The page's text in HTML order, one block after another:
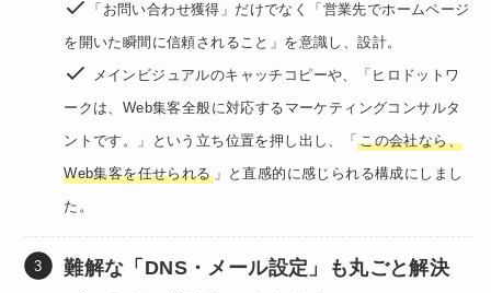
「お問い合わせ獲得」だけでなく「営業先でホームページ
を開いた瞬間に信頼されること」を意識し、設計。
メインビジュアルのキャッチコピーや、「ヒロドットワ
ークは、Web集客全般に対応するマーケティングコンサルタ
ントです。」という立ち位置を押し出し、「この会社なら、
Web集客を任せられる」と直感的に感じられる構成にしまし
た。
難解な「DNS・メール設定」も丸ごと解決